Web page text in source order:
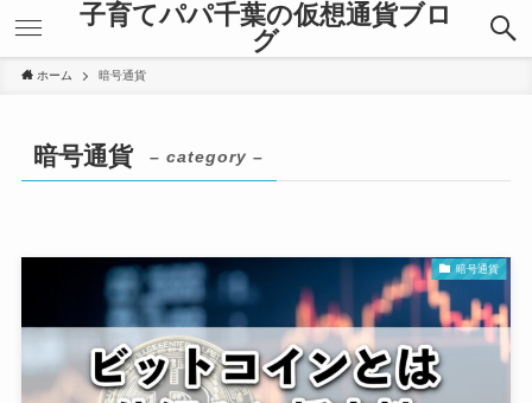
子育てパパ千葉の仮想通貨ブロ
グ
ホーム 暗号通貨
暗号通貨 – category –
暗号通貨